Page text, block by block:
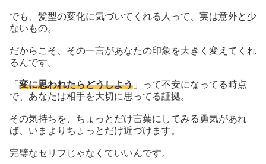
でも、髪型の変化に気づいてくれる人って、実は意外と少
ないもの。
だからこそ、その一言があなたの印象を大きく変えてくれ
るんです。
「 変に思われたらどうしよう 」って不安になってる時点
で、あなたは相手を大切に思ってる証拠。
その気持ちを、ちょっとだけ言葉にしてみる勇気があれ
ば、いまよりちょっとだけ近づけます。
完璧なセリフじゃなくていいんです。